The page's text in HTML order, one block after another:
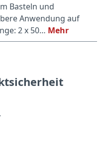
Basteln und
Anwendung auf
2 x 50… Mehr